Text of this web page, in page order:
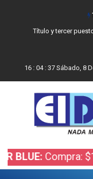
Título y tercer
16 : 04: 38 Sábado, 8
Compra: $1505 -